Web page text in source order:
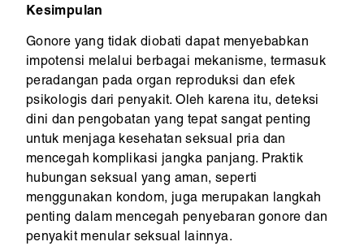
Kesimpulan
Gonore yang tidak diobati dapat menyebabkan
impotensi melalui berbagai mekanisme, termasuk
peradangan pada organ reproduksi dan efek
psikologis dari penyakit. Oleh karena itu, deteksi
dini dan pengobatan yang tepat sangat penting
untuk menjaga kesehatan seksual pria dan
mencegah komplikasi jangka panjang. Praktik
hubungan seksual yang aman, seperti
menggunakan kondom, juga merupakan langkah
penting dalam mencegah penyebaran gonore dan
penyakit menular seksual lainnya.